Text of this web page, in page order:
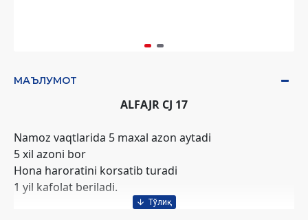
МАЪЛУМОТ
ALFAJR CJ 17
Namoz vaqtlarida 5 maxal azon aytadi
5 xil azoni bor
Hona haroratini korsatib turadi
1 yil kafolat beriladi.